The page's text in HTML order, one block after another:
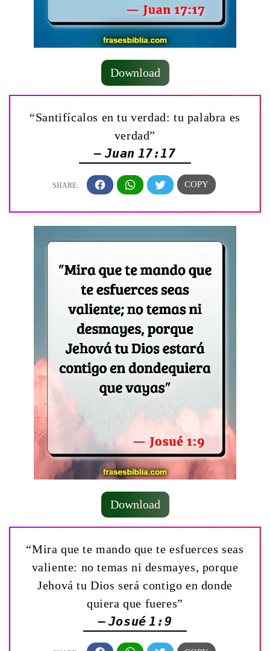
Download
“Santifícalos en tu verdad: tu palabra es
verdad”
— Juan 17:17
Download
“Mira que te mando que te esfuerces seas
valiente: no temas ni desmayes, porque
Jehová tu Dios será contigo en donde
quiera que fueres”
— Josué 1:9